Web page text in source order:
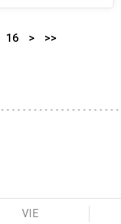
16 > >>
VIE